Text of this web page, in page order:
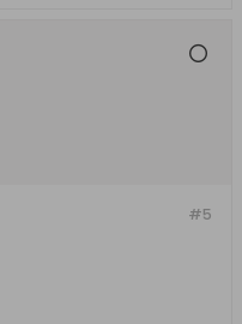
#5